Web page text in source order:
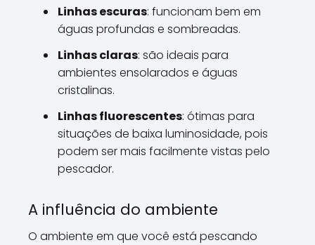
Linhas escuras: funcionam bem em
águas profundas e sombreadas.
Linhas claras: são ideais para
ambientes ensolarados e águas
cristalinas.
Linhas fluorescentes: ótimas para
situações de baixa luminosidade, pois
podem ser mais facilmente vistas pelo
pescador.
A influência do ambiente
O ambiente em que você está pescando